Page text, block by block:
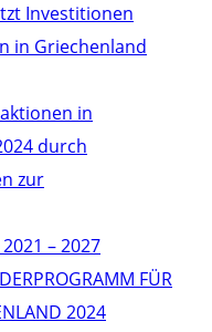
Investitionen
in Griechenland
in
durch
zur
2021 – 2027
FÜR
2024